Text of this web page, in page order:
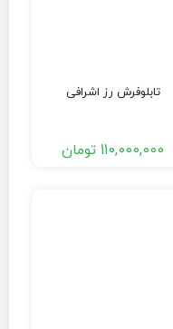
تابلوفرش رز اشرافی
110,000,000 تومان